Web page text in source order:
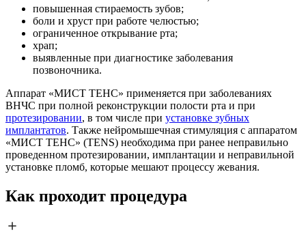
повышенная стираемость зубов;
боли и хруст при работе челюстью;
ограниченное открывание рта;
храп;
выявленные при диагностике заболевания
позвоночника.
Аппарат «МИСТ ТЕНС» применяется при заболеваниях
ВНЧС при полной реконструкции полости рта и при
протезировании, в том числе при установке зубных
имплантатов. Также нейромышечная стимуляция с аппаратом
«МИСТ ТЕНС» (TENS) необходима при ранее неправильно
проведенном протезировании, имплантации и неправильной
установке пломб, которые мешают процессу жевания.
Как проходит процедура